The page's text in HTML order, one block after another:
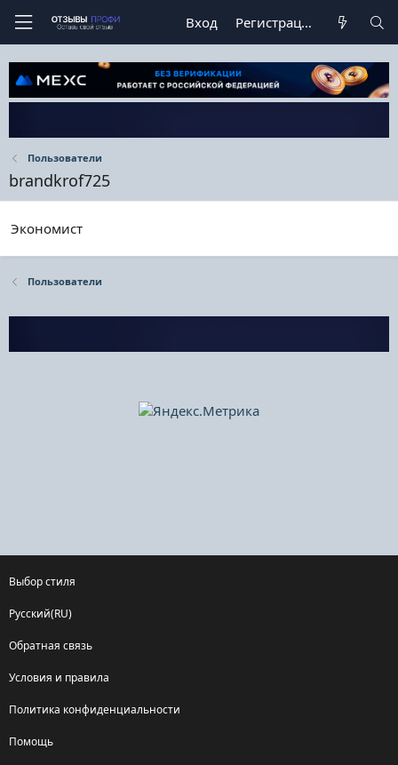
Вход Регистрация
Пользователи
brandkrof725
Экономист
Пользователи
Выбор стиля
Русский(RU)
Обратная связь
Условия и правила
Политика конфиденциальности
Помощь